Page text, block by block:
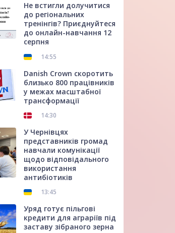
Не встигли долучитися
до регіональних
тренінгів? Приєднуйтеся
до онлайн-навчання 12
серпня
14:55
Danish Crown скоротить
близько 800 працівників
у межах масштабної
трансформації
14:30
У Чернівцях
представників громад
навчали комунікації
щодо відповідального
використання
антибіотиків
13:45
Уряд готує пільгові
кредити для аграріїв під
заставу зібраного зерна